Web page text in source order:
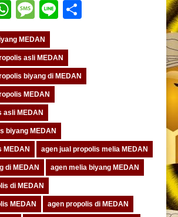
WhatsApp
Message
Line
MEDAN
asli MEDAN
biyang di MEDAN
MEDAN
asli MEDAN
biyang MEDAN
MEDAN agen jual propolis melia MEDAN
di MEDAN agen melia biyang MEDAN
di MEDAN
MEDAN agen propolis di MEDAN